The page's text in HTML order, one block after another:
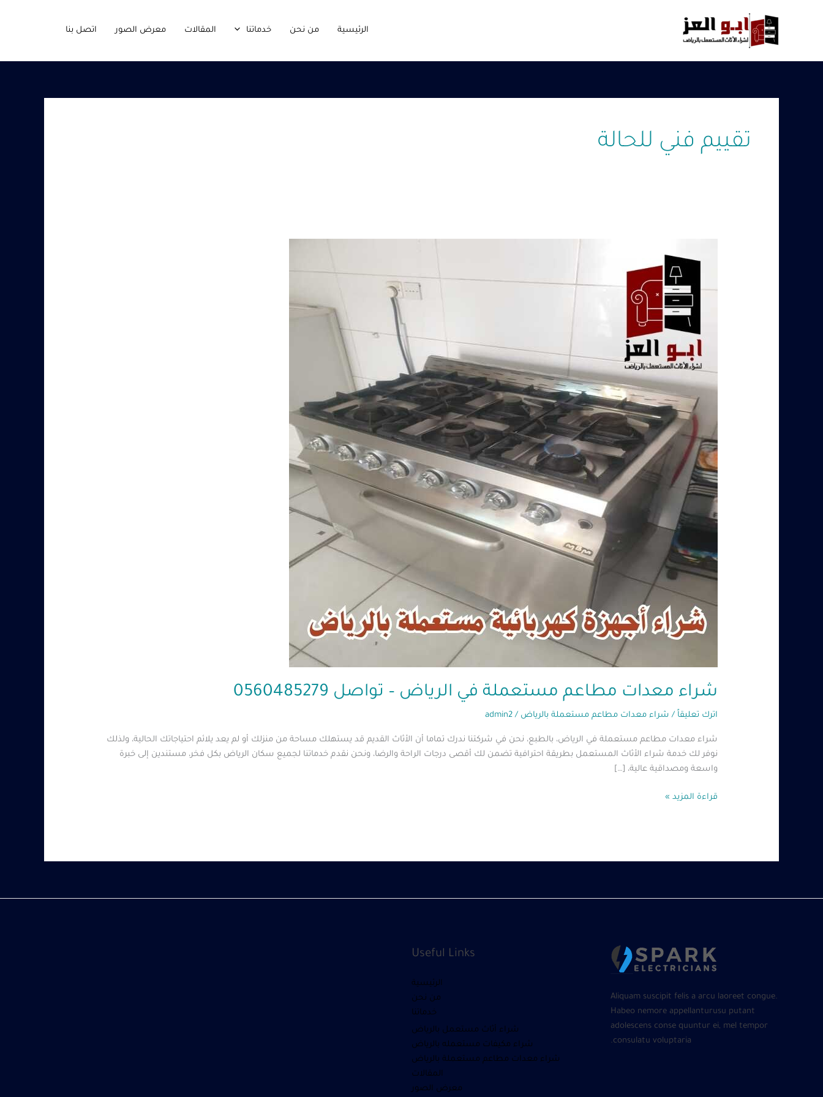
الرئيسية من نحن خدماتنا المقالات معرض الصور اتصل بنا
تقييم فني للحالة
شراء معدات مطاعم مستعملة في الرياض – تواصل 0560485279
اترك تعليقاً / شراء معدات مطاعم مستعملة بالرياض /
admin2
شراء معدات مطاعم مستعملة في الرياض، بالطبع، نحن في شركتنا ندرك تماما أن الأثاث القديم قد يستهلك مساحة من منزلك أو لم يعد يلائم احتياجاتك الحالية، ولذلك
نوفر لك خدمة شراء الأثاث المستعمل بطريقة احترافية تضمن لك أقصى درجات الراحة والرضا، ونحن نقدم خدماتنا لجميع سكان الرياض بكل فخر، مستندين إلى خبرة
واسعة ومصداقية عالية، […]
معدات
مستعملة
تواصل
0560485279
قراءة المزيد »
Aliquam suscipit felis a arcu laoreet congue.
Habeo nemore appellanturusu putant
adolescens conse quuntur ei, mel tempor
consulatu voluptaria.
Useful Links
الرئيسية
من نحن
خدماتنا
شراء أثاث مستعمل بالرياض
شراء مكيفات مستعمله بالرياض
شراء معدات مطاعم مستعملة بالرياض
المقالات
معرض الصور